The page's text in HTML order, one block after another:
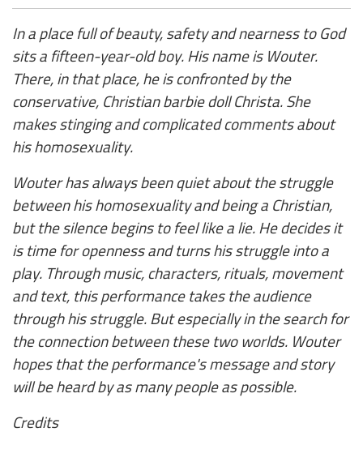
In a place full of beauty, safety and nearness to God
sits a fifteen-year-old boy. His name is Wouter.
There, in that place, he is confronted by the
conservative, Christian barbie doll Christa. She
makes stinging and complicated comments about
his homosexuality.
Wouter has always been quiet about the struggle
between his homosexuality and being a Christian,
but the silence begins to feel like a lie. He decides it
is time for openness and turns his struggle into a
play. Through music, characters, rituals, movement
and text, this performance takes the audience
through his struggle. But especially in the search for
the connection between these two worlds. Wouter
hopes that the performance's message and story
will be heard by as many people as possible.
Credits